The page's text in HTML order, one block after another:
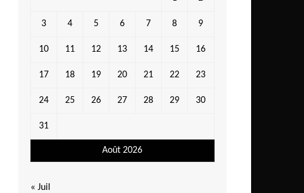
Août 2026
3 4 5 6 7 8 9
10 11 12 13 14 15 16
17 18 19 20 21 22 23
24 25 26 27 28 29 30
31
« Juil